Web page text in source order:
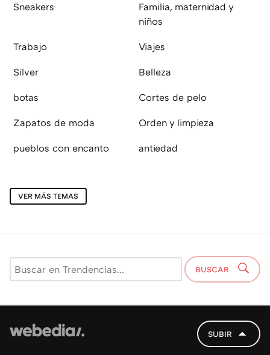
Sneakers
Familia, maternidad y
niños
Trabajo Viajes
Silver Belleza
botas Cortes de pelo
Zapatos de moda Orden y limpieza
pueblos con encanto antiedad
VER MÁS TEMAS
BUSCAR
SUBIR